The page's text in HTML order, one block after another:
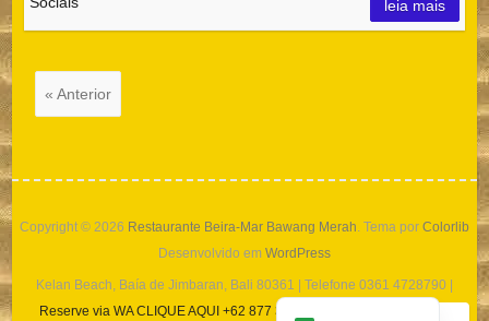
leia mais
« Anterior
Copyright © 2026 Restaurante Beira-Mar Bawang Merah . Tema por Colorlib
Desenvolvido em WordPress
Kelan Beach, Baía de Jimbaran, Bali 80361 | Telefone 0361 4728790 |
Reserve via WA CLIQUE AQUI +62 877 3844 9169 (APENAS TEXTO)
English (UK)
简体中文
繁體中文
Français